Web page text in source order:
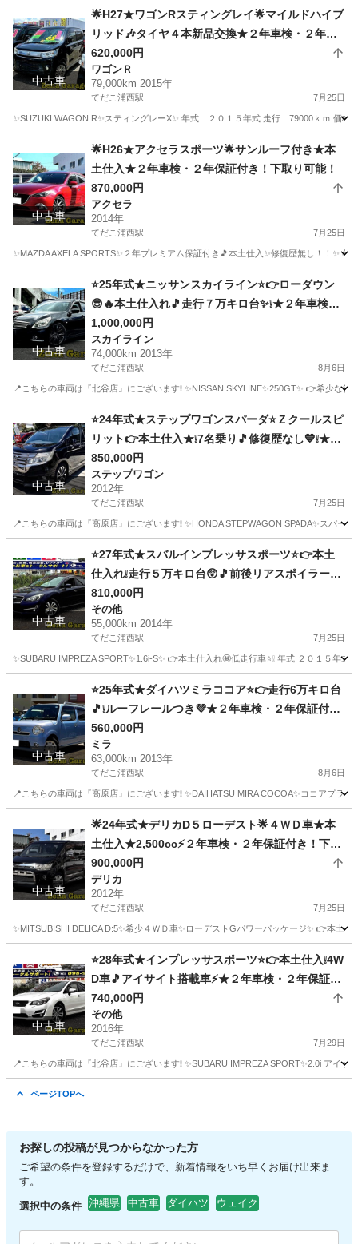
てだこ浦西駅 インプレッサ ゼナガレージ
中古車
🌟H27★ワゴンRスティングレイ🌟マイルドハイブ
リッド🎶タイヤ４本新品交換★２年車検・２年保
証付き！下取り可能！
620,000円
ワゴンＲ
79,000km 2015年
てだこ浦西駅 7月25日
✨SUZUKI WAGON R✨スティングレーX✨ 年式 ２０１５年式 走行 79000ｋｍ 価
てだこ浦西駅 ワゴンＲ ワゴンR
中古車
🌟H26★アクセラスポーツ🌟サンルーフ付き★本
土仕入★２年車検・２年保証付き！下取り可能！
870,000円
アクセラ
2014年
てだこ浦西駅 7月25日
✨MAZDA AXELA SPORTS✨２年プレミアム保証付き🎵本土仕入✨修復歴無し！
てだこ浦西駅 アクセラ マツダアクセラ
中古車
⭐25年式★ニッサンスカイライン⭐👉ローダウン
😎🔥本土仕入れ🎵走行７万キロ台✨❕★２年車検・
２年保証付き！下取り可能！
1,000,000円
スカイライン
74,000km 2013年
てだこ浦西駅 8月6日
📍こちらの車両は『北谷店』にございます❕ ✨NISSAN SKYLINE✨250GT✨ 👉希少
てだこ浦西駅 スカイライン 柿本
中古車
⭐24年式★ステップワゴンスパーダ⭐Ｚクールスピ
リット👉本土仕入★❕7名乗り🎵修復歴なし💙❕★２
年車検・２年保証付き！下取り可能！
850,000円
ステップワゴン
2012年
てだこ浦西駅 7月25日
📍こちらの車両は『高原店』にございます❕ ✨HONDA STEPWAGON SPADA✨ス
てだこ浦西駅 ステップワゴン
ホンダステップワゴン
中古車
⭐27年式★スバルインプレッサスポーツ⭐👉本土
仕入れ❕走行５万キロ台😲🎵前後リアスポイラー⚡
★２年車検・２年保証付き！下取り可能！
810,000円
その他
55,000km 2014年
てだこ浦西駅 7月25日
✨SUBARU IMPREZA SPORT✨1.6i-S✨ 👉本土仕入れ🤩低走行車⭐❕ 年式 ２０１
てだこ浦西駅 スバルインプレッサ
中古車
⭐25年式★ダイハツミラココア⭐👉走行6万キロ台
🎵❕ルーフレールつき💜★２年車検・２年保証付
き！下取り可能！
560,000円
ミラ
63,000km 2013年
てだこ浦西駅 8月6日
📍こちらの車両は『高原店』にございます❕ ✨DAIHATSU MIRA COCOA✨ココアプ
てだこ浦西駅 ミラ ルーフレール
中古車
🌟24年式★デリカD５ローデスト🌟４ＷＤ車★本
土仕入★2,500cc⚡２年車検・２年保証付き！下取
り可能！
900,000円
デリカ
2012年
てだこ浦西駅 7月25日
✨MITSUBISHI DELICA D:5✨希少４ＷＤ車✨ローデストGパワーパッケージ✨ 👉本
てだこ浦西駅 デリカ ローデスト
中古車
⭐28年式★インプレッサスポーツ⭐👉本土仕入❕4W
D車🎵アイサイト搭載車⚡★２年車検・２年保証付
き！下取り可能！
740,000円
その他
2016年
てだこ浦西駅 7月29日
📍こちらの車両は『北谷店』にございます❕ ✨SUBARU IMPREZA SPORT✨2.0i ア
ページTOPへ
お探しの投稿が見つからなかった方
ご希望の条件を登録するだけで、新着情報をいち早くお届け出来ま
す。
選択中の条件 沖縄県 中古車 ダイハツ ウェイク